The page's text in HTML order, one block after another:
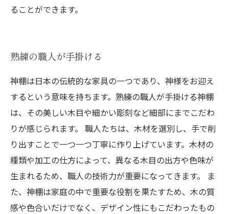
ることができます。
熟練の職人が手掛ける
神棚は日本の伝統的な家具の一つであり、神様をお迎え
するという意味を持ちます。熟練の職人が手掛ける神棚
は、その美しい木目や細かい彫刻など細部にまでこだわ
りが感じられます。 職人たちは、木材を選別し、手で削
り出すことで一つ一つ丁寧に作り上げています。木材の
種類や加工の仕方によって、異なる木目の出方や色味が
生まれるため、職人の技術力が重要になってきます。 ま
た、神棚は家庭の中で重要な役割を果たすため、木の質
感や色合いだけでなく、デザイン性にもこだわったもの